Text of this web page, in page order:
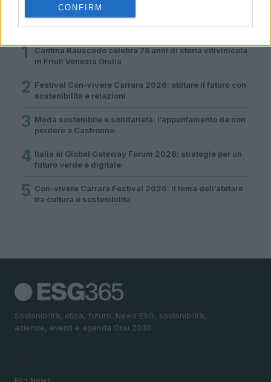
CONFIRM
PIÙ LETTI
1
Cantina Rauscedo celebra 75 anni di storia vitivinicola
in Friuli Venezia Giulia
2 Festival Con-vivere Carrara 2026: abitare il futuro con
sostenibilità e relazioni
3 Moda sostenibile e solidarietà: l’appuntamento da non
perdere a Castronno
4 Italia al Global Gateway Forum 2026: strategie per un
futuro verde e digitale
5 Con-vivere Carrara Festival 2026: il tema dell’abitare
tra cultura e sostenibilità
Sostenibilità, etica, futuro. News ESG, sostenibilità,
aziende, eventi e agenda Onu 2030.